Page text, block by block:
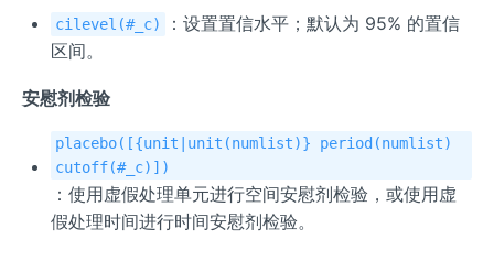
cilevel(#_c)
：设置置信水平；默认为 95% 的置信
区间。
安慰剂检验
placebo([{unit|unit(numlist)} period(numlist)
cutoff(#_c)])
：使用虚假处理单元进行空间安慰剂检验，或使用虚
假处理时间进行时间安慰剂检验。